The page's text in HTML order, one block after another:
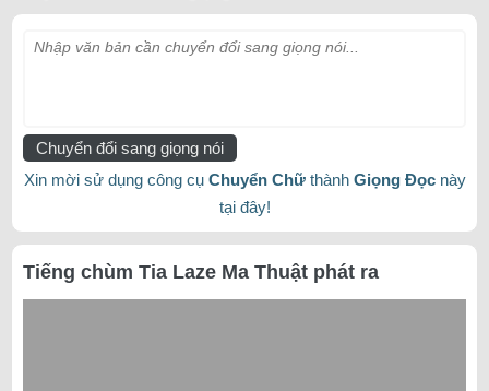
Nhập văn bản cần chuyển đổi sang giọng nói...
Chuyển đổi sang giọng nói
Xin mời sử dụng công cụ Chuyển Chữthành Giọng Đọcnày
tại đây!
Tiếng chùm Tia Laze Ma Thuật phát ra